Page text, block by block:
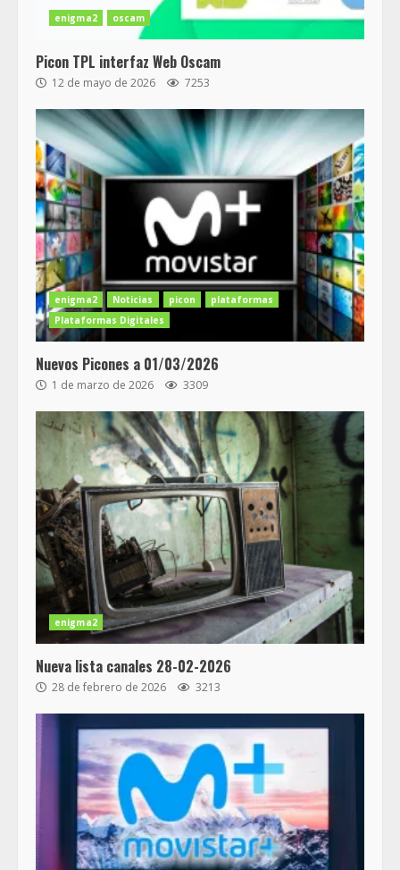
enigma2 oscam
Picon TPL interfaz Web Oscam
12 de mayo de 2026 7253
enigma2 Noticias picon
plataformas
Plataformas Digitales
Nuevos Picones a 01/03/2026
1 de marzo de 2026 3309
enigma2
Nueva lista canales 28-02-2026
28 de febrero de 2026 3213